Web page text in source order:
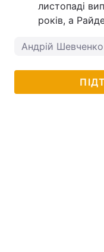
листопаді
років, а
Андрій Шевченко